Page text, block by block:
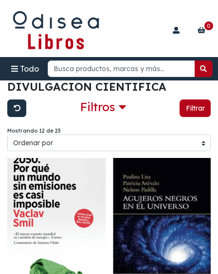
Todo
0
DIVULGACION CIENTIFICA
Filtros Filtrar
Mostrando 12 de 23